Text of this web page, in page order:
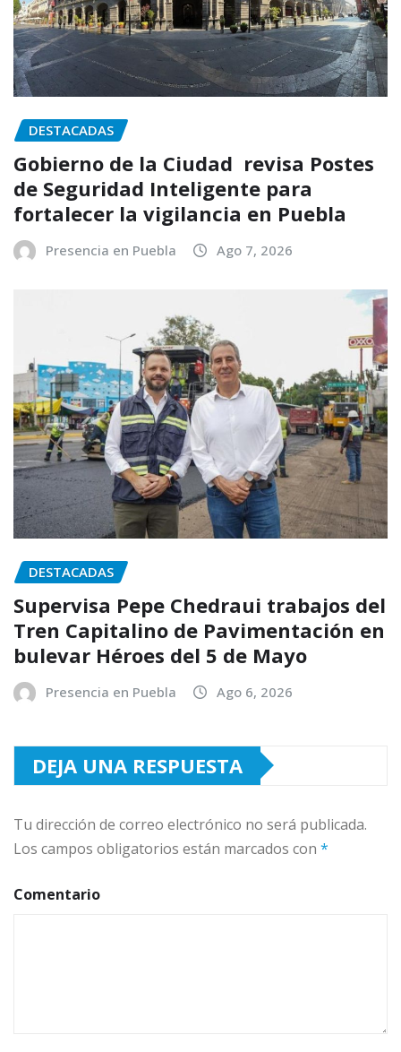
DESTACADAS
Gobierno de la Ciudad revisa Postes
de Seguridad Inteligente para
fortalecer la vigilancia en Puebla
Presencia en Puebla Ago 7, 2026
DESTACADAS
Supervisa Pepe Chedraui trabajos del
Tren Capitalino de Pavimentación en
bulevar Héroes del 5 de Mayo
Presencia en Puebla Ago 6, 2026
DEJA UNA RESPUESTA
Tu dirección de correo electrónico no será publicada.
Los campos obligatorios están marcados con *
Comentario